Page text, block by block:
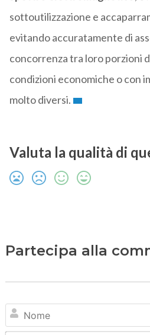
sottoutilizzazione e
evitando accuratamente di
concorrenza tra loro porzioni
condizioni economiche o con
molto diversi.
Valuta la qualità di
Partecipa alla